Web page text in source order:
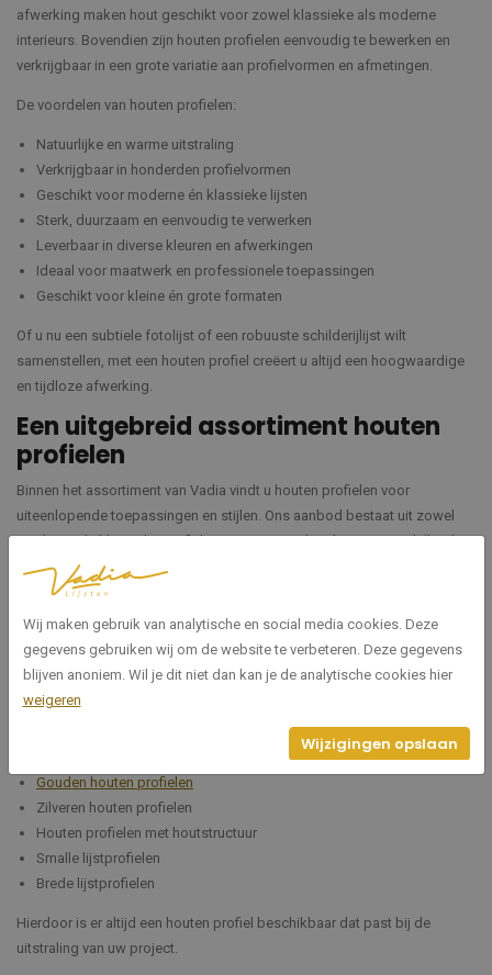
afwerking maken hout geschikt voor zowel klassieke als moderne
interieurs. Bovendien zijn houten profielen eenvoudig te bewerken en
verkrijgbaar in een grote variatie aan profielvormen en afmetingen.
De voordelen van houten profielen:
Natuurlijke en warme uitstraling
Verkrijgbaar in honderden profielvormen
Geschikt voor moderne én klassieke lijsten
Sterk, duurzaam en eenvoudig te verwerken
Leverbaar in diverse kleuren en afwerkingen
Ideaal voor maatwerk en professionele toepassingen
Geschikt voor kleine én grote formaten
Of u nu een subtiele fotolijst of een robuuste schilderijlijst wilt
samenstellen, met een houten profiel creëert u altijd een hoogwaardige
en tijdloze afwerking.
Een uitgebreid assortiment houten
profielen
Binnen het assortiment van Vadia vindt u houten profielen voor
uiteenlopende toepassingen en stijlen. Ons aanbod bestaat uit zowel
moderne als klassieke profielvormen en is verkrijgbaar in verschillende
kleuren, houtstructuren en afwerkingen. U vindt onder andere:
Klassieke houten profielen
Ornamentprofielen
Baklijsten
Fineerprofielen
Gouden houten profielen
Zilveren houten profielen
Houten profielen met houtstructuur
Smalle lijstprofielen
Brede lijstprofielen
Hierdoor is er altijd een houten profiel beschikbaar dat past bij de
uitstraling van uw project.
Wij maken gebruik van analytische en social media cookies. Deze
gegevens gebruiken wij om de website te verbeteren. Deze gegevens
blijven anoniem. Wil je dit niet dan kan je de analytische cookies hier
weigeren
Wijzigingen opslaan